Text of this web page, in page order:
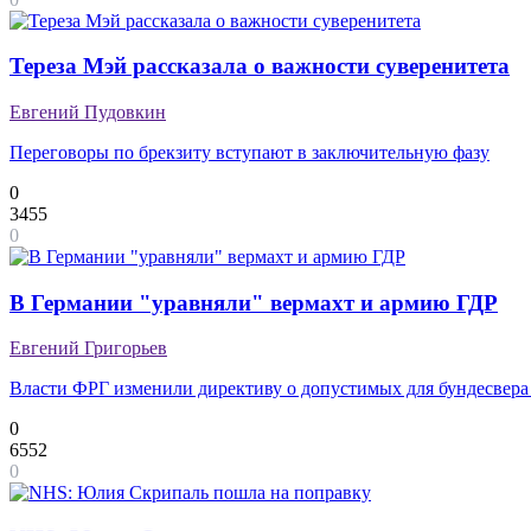
Тереза Мэй рассказала о важности суверенитета
Евгений Пудовкин
Переговоры по брекзиту вступают в заключительную фазу
0
3455
0
В Германии "уравняли" вермахт и армию ГДР
Евгений Григорьев
Власти ФРГ изменили директиву о допустимых для
0
6552
0